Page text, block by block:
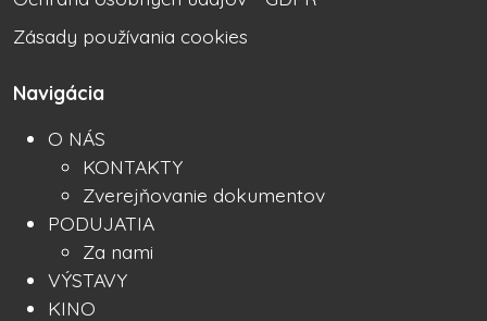
Zásady používania cookies
Navigácia
O NÁS
KONTAKTY
Zverejňovanie dokumentov
PODUJATIA
Za nami
VÝSTAVY
KINO